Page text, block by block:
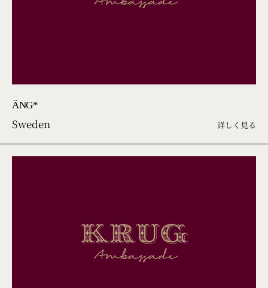
ÄNG*
Sweden 詳しく見る